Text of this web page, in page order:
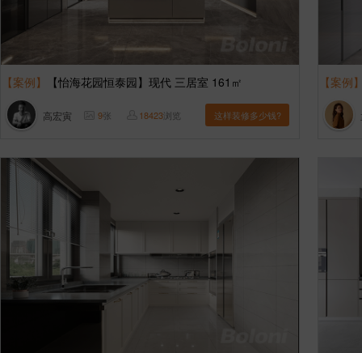
【案例】 【怡海花园恒泰园】现代 三居室 161㎡
高宏寅 9张 18423浏览 这样装修多少钱?
【案例